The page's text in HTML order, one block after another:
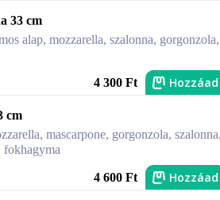
33 cm
alap, mozzarella, szalonna, gorgonzola,
4 300 Ft Hozzáad
cm
mascarpone, gorgonzola,
fokhagyma
4 600 Ft Hozzáad